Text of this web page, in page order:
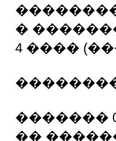
�
4 ����
�������
��